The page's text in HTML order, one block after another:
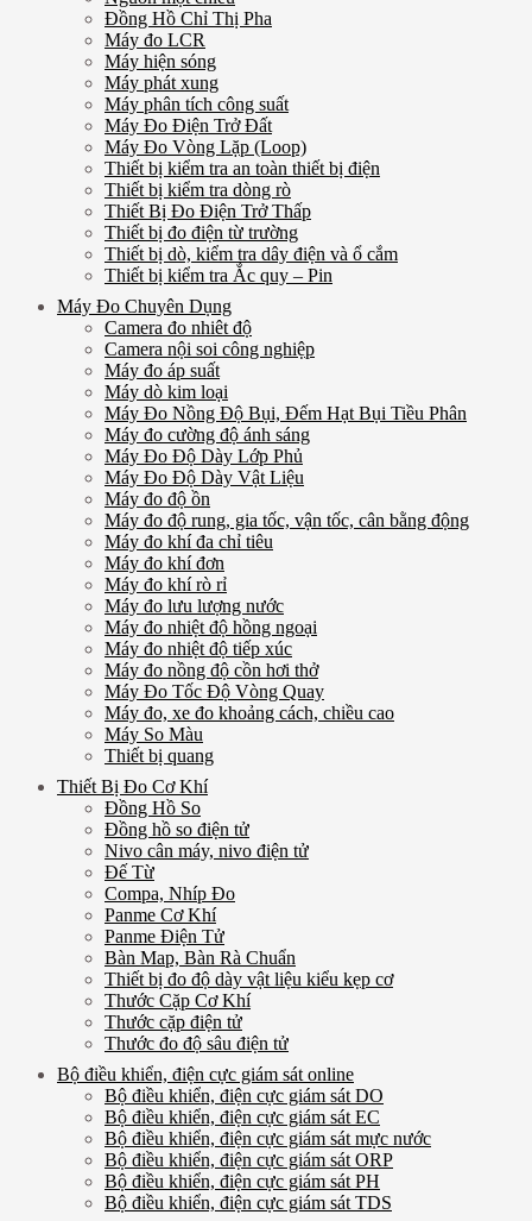
Đồng Hồ Chỉ Thị Pha
Máy đo LCR
Máy hiện sóng
Máy phát xung
Máy phân tích công suất
Máy Đo Điện Trở Đất
Máy Đo Vòng Lặp (Loop)
Thiết bị kiểm tra an toàn thiết bị điện
Thiết bị kiểm tra dòng rò
Thiết Bị Đo Điện Trở Thấp
Thiết bị đo điện từ trường
Thiết bị dò, kiểm tra dây điện và ổ cắm
Thiết bị kiểm tra Ắc quy – Pin
Máy Đo Chuyên Dụng
Camera đo nhiêt độ
Camera nội soi công nghiệp
Máy đo áp suất
Máy dò kim loại
Máy Đo Nồng Độ Bụi, Đếm Hạt Bụi Tiều Phân
Máy đo cường độ ánh sáng
Máy Đo Độ Dày Lớp Phủ
Máy Đo Độ Dày Vật Liệu
Máy đo độ ồn
Máy đo độ rung, gia tốc, vận tốc, cân bằng động
Máy đo khí đa chỉ tiêu
Máy đo khí đơn
Máy đo khí rò rỉ
Máy đo lưu lượng nước
Máy đo nhiệt độ hồng ngoại
Máy đo nhiệt độ tiếp xúc
Máy đo nồng độ cồn hơi thở
Máy Đo Tốc Độ Vòng Quay
Máy đo, xe đo khoảng cách, chiều cao
Máy So Màu
Thiết bị quang
Thiết Bị Đo Cơ Khí
Đồng Hồ So
Đồng hồ so điện tử
Nivo cân máy, nivo điện tử
Đế Từ
Compa, Nhíp Đo
Panme Cơ Khí
Panme Điện Tử
Bàn Map, Bàn Rà Chuẩn
Thiết bị đo độ dày vật liệu kiểu kẹp cơ
Thước Cặp Cơ Khí
Thước cặp điện tử
Thước đo độ sâu điện tử
Bộ điều khiển, điện cực giám sát online
Bộ điều khiển, điện cực giám sát DO
Bộ điều khiển, điện cực giám sát EC
Bộ điều khiển, điện cực giám sát mực nước
Bộ điều khiển, điện cực giám sát ORP
Bộ điều khiển, điện cực giám sát PH
Bộ điều khiển, điện cực giám sát TDS